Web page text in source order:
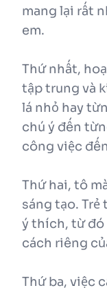
mang lại rất
em.
Thứ nhất,
tập trung và
lá nhỏ hay
chú ý đến
công việc
Thứ hai, tô
sáng tạo. Trẻ
ý thích, từ đó
cách riêng
Thứ ba, việc